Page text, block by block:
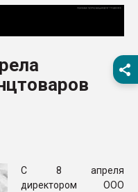
28.07.2026
28.07.2026
ситуацией на
ПЕРЕЙТИ НА
С 8 апреля
директором ООО